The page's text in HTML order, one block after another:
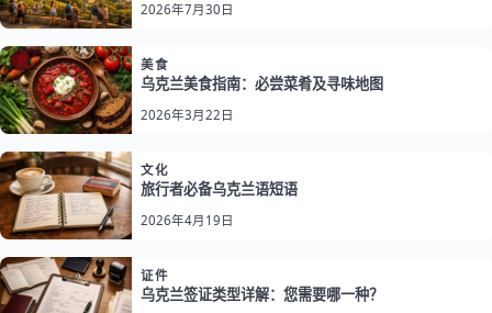
2026年7月30日
美食
乌克兰美食指南：必尝菜肴及寻味地图
2026年3月22日
文化
旅行者必备乌克兰语短语
2026年4月19日
证件
乌克兰签证类型详解：您需要哪一种？